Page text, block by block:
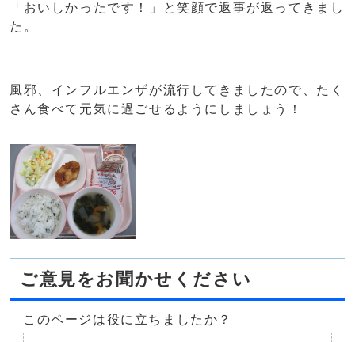
「おいしかったです！」と笑顔で返事が返ってきまし
た。
風邪、インフルエンザが流行してきましたので、たく
さん食べて元気に過ごせるようにしましょう！
ご意見をお聞かせください
このページは役に立ちましたか？